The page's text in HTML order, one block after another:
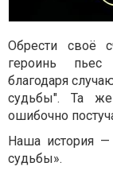
Обрести своё
героинь пьес
благодаря
судьбы". Та же
ошибочно
Наша история —
судьбы».